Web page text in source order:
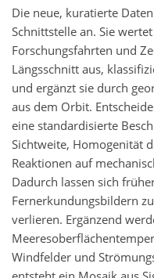
Die neue, kuratierte
Schnittstelle an. Sie
Forschungsfahrten und
Längsschnitt aus,
und ergänzt sie durch
aus dem Orbit.
eine standardisierte
Sichtweite, Homogenität
Reaktionen auf
Dadurch lassen sich
Fernerkundungsbildern
verlieren. Ergänzend
Windfelder und